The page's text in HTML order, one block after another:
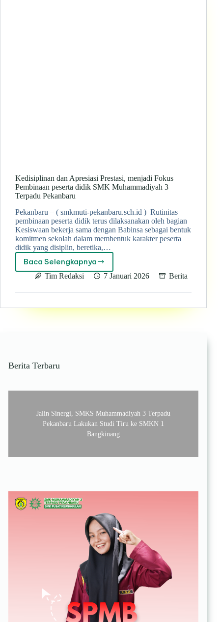
Kedisiplinan dan Apresiasi Prestasi, menjadi Fokus
Pembinaan peserta didik SMK Muhammadiyah 3
Terpadu Pekanbaru
Pekanbaru – ( smkmuti-pekanbaru.sch.id ) Rutinitas
pembinaan peserta didik terus dilaksanakan oleh bagian
Kesiswaan bekerja sama dengan Babinsa sebagai bentuk
komitmen sekolah dalam membentuk karakter peserta
didik yang disiplin, beretika,…
Baca Selengkapnya
Kedisiplinan
dan
Prestasi,
Fokus
Tim Redaksi 7 Januari 2026 Berita
Berita Terbaru
Jalin Sinergi, SMKS Muhammadiyah 3 Terpadu
Pekanbaru Lakukan Studi Tiru ke SMKN 1
Bangkinang